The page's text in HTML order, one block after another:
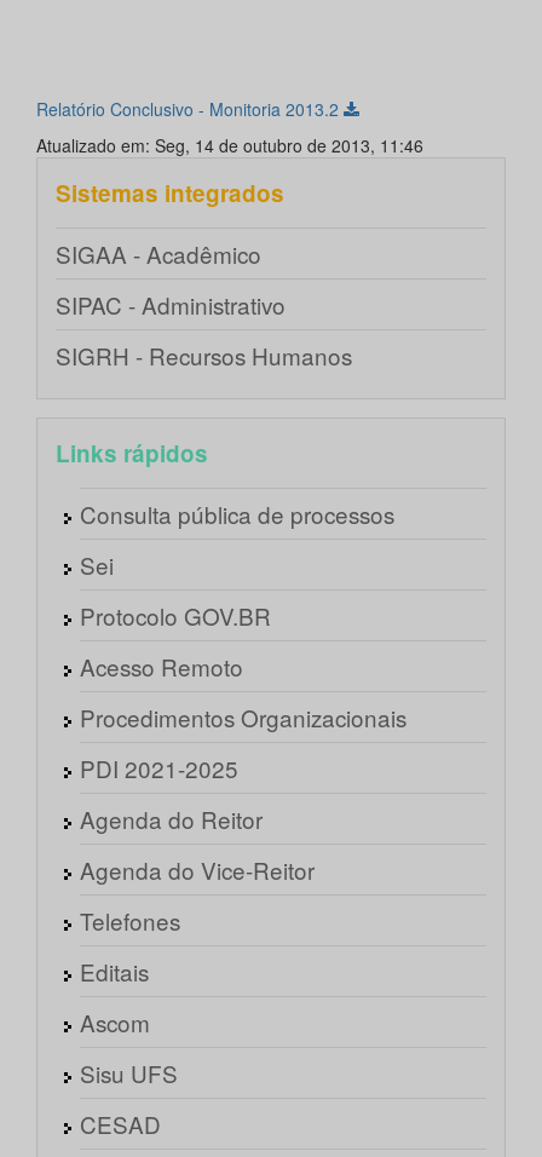
Relatório Conclusivo - Monitoria 2013.2
Atualizado em: Seg, 14 de outubro de 2013, 11:46
Sistemas integrados
SIGAA - Acadêmico
SIPAC - Administrativo
SIGRH - Recursos Humanos
Links rápidos
Consulta pública de processos
Sei
Protocolo GOV.BR
Acesso Remoto
Procedimentos Organizacionais
PDI 2021-2025
Agenda do Reitor
Agenda do Vice-Reitor
Telefones
Editais
Ascom
Sisu UFS
CESAD